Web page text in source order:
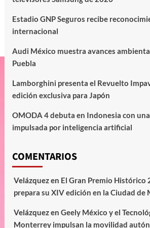
Estadio GNP Seguros recibe
internacional
Audi México muestra avances
Puebla
Lamborghini presenta el Revuelto
edición exclusiva para Japón
OMODA 4 debuta en Indonesia con
impulsada por inteligencia artificial
COMENTARIOS
Velázquezen El Gran Premio Histórico
prepara su XIV edición en la Ciudad de
Velázquezen Geely México y el
Monterrey impulsan la movilidad